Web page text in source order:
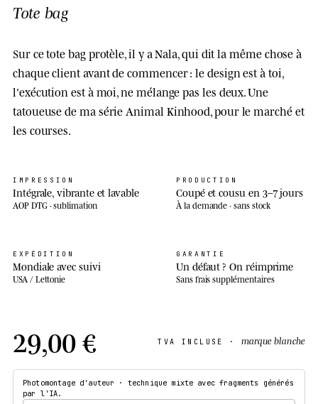
Tote bag
Sur ce tote bag protèle, il y a Nala, qui dit la même chose à
chaque client avant de commencer : le design est à toi,
l'exécution est à moi, ne mélange pas les deux. Une
tatoueuse de ma série Animal Kinhood, pour le marché et
les courses.
IMPRESSION
Intégrale, vibrante et lavable
AOP DTG · sublimation
PRODUCTION
Coupé et cousu en 3–7 jours
À la demande · sans stock
EXPÉDITION
Mondiale avec suivi
USA / Lettonie
GARANTIE
Un défaut ? On réimprime
Sans frais supplémentaires
29,00 € TVA INCLUSE · marque blanche
Photomontage d'auteur · technique mixte avec fragments générés
par l'IA.